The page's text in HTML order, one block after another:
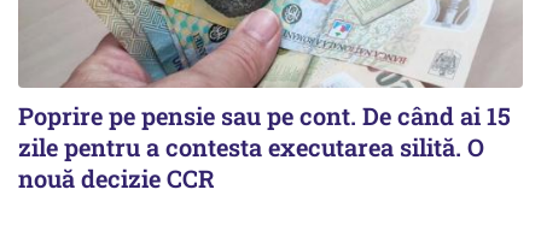
Poprire pe pensie sau pe cont. De când ai 15
zile pentru a contesta executarea silită. O
nouă decizie CCR